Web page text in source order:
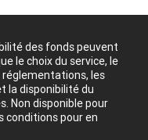
des fonds peuvent
le choix du service, le
les
la disponibilité du
Non disponible pour
conditions pour en